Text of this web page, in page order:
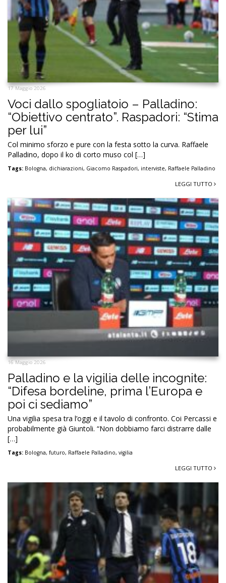
17 Maggio 2026
Voci dallo spogliatoio – Palladino:
“Obiettivo centrato”. Raspadori: “Stima
per lui”
Col minimo sforzo e pure con la festa sotto la curva. Raffaele
Palladino, dopo il ko di corto muso col […]
Tags: Bologna, dichiarazioni, Giacomo Raspadori, interviste, Raffaele Palladino
LEGGI TUTTO
16 Maggio 2026
Palladino e la vigilia delle incognite:
“Difesa bordeline, prima l’Europa e
poi ci sediamo”
Una vigilia spesa tra l’oggi e il tavolo di confronto. Coi Percassi e
probabilmente già Giuntoli. “Non dobbiamo farci distrarre dalle
[…]
Tags: Bologna, futuro, Raffaele Palladino, vigilia
LEGGI TUTTO